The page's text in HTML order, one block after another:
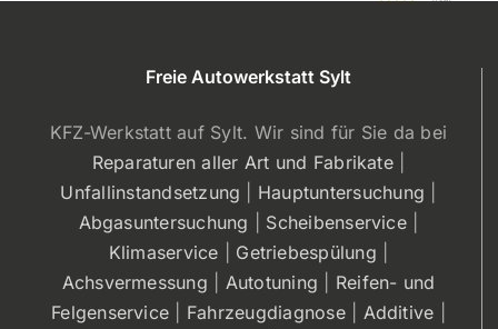
Freie Autowerkstatt Sylt
KFZ-Werkstatt auf Sylt. Wir sind für Sie da bei
Reparaturen aller Art und Fabrikate|
Unfallinstandsetzung
Hauptuntersuchung
Abgasuntersuchung
Scheibenservice|
Klimaservice
Getriebespülung
Achsvermessung
Autotuning
Reifen- und
Felgenservice
Fahrzeugdiagnose| Additive